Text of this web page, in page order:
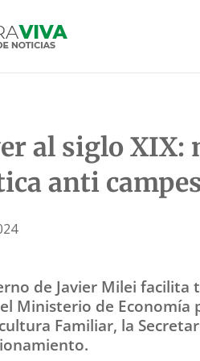
al siglo XIX:
anti
de Javier Milei facilita
Ministerio de Economía
Familiar, la